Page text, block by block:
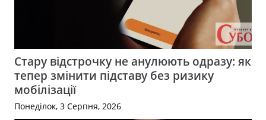
Стару відстрочку не анулюють одразу: як
тепер змінити підставу без ризику
мобілізації
Понеділок, 3 Серпня, 2026